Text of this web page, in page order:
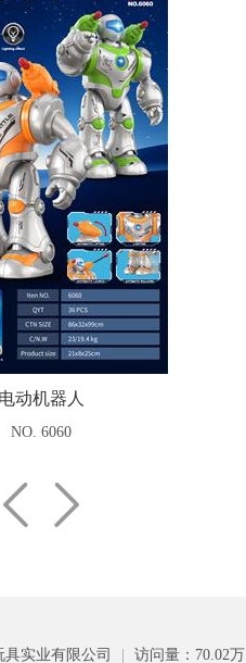
电动机器人
NO. 6060
实业有限公司 访问量：70.02万